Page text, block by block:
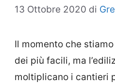
13 Ottobre 2020 di
Il momento che
dei più facili, ma
moltiplicano i cantieri